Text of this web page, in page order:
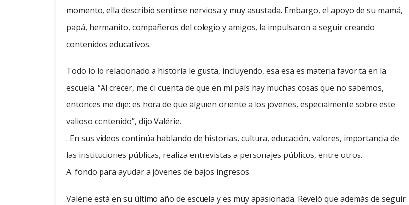
momento, ella describió sentirse nerviosa y muy asustada. Embargo, el apoyo de su mamá,
papá, hermanito, compañeros del colegio y amigos, la impulsaron a seguir creando
contenidos educativos.
Todo lo lo relacionado a historia le gusta, incluyendo, esa esa es materia favorita en la
escuela. “Al crecer, me di cuenta de que en mi país hay muchas cosas que no sabemos,
entonces me dije: es hora de que alguien oriente a los jóvenes, especialmente sobre este
valioso contenido”, dijo Valérie.
. En sus videos continúa hablando de historias, cultura, educación, valores, importancia de
las instituciones públicas, realiza entrevistas a personajes públicos, entre otros.
A. fondo para ayudar a jóvenes de bajos ingresos
Valérie está en su último año de escuela y es muy apasionada. Reveló que además de seguir